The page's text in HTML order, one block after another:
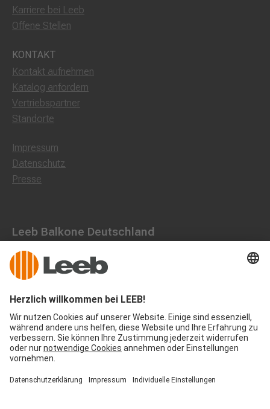
Karriere bei Leeb
Offene Stellen
KONTAKT
Kontakt aufnehmen
Katalog anfordern
Vertriebspartner
Standorte
Impressum
Datenschutz
Presse
Leeb Balkone Deutschland
Dorfstraße 10, 85662 Hohenbrunn
0800 1801003
office@leeb-balkone.com